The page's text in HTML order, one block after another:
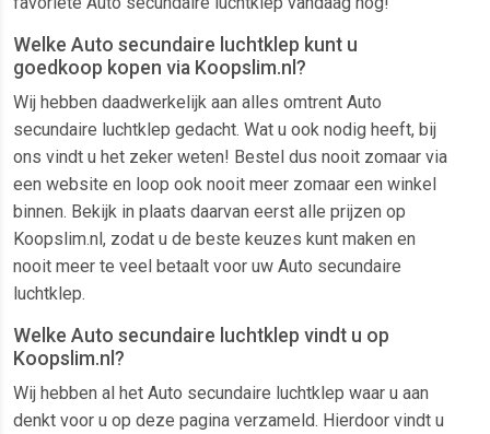
Welke Auto secundaire luchtklep kunt u
goedkoop kopen via Koopslim.nl?
Wij hebben daadwerkelijk aan alles omtrent Auto
secundaire luchtklep gedacht. Wat u ook nodig heeft, bij
ons vindt u het zeker weten! Bestel dus nooit zomaar via
een website en loop ook nooit meer zomaar een winkel
binnen. Bekijk in plaats daarvan eerst alle prijzen op
Koopslim.nl, zodat u de beste keuzes kunt maken en
nooit meer te veel betaalt voor uw Auto secundaire
luchtklep.
Welke Auto secundaire luchtklep vindt u op
Koopslim.nl?
Wij hebben al het Auto secundaire luchtklep waar u aan
denkt voor u op deze pagina verzameld. Hierdoor vindt u